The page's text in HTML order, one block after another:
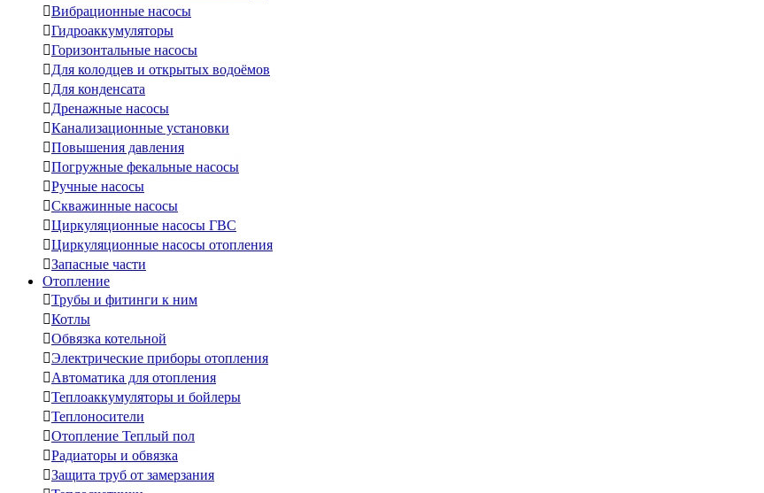
Вибрационные насосы
Гидроаккумуляторы
Горизонтальные насосы
Для колодцев и открытых водоёмов
Для конденсата
Дренажные насосы
Канализационные установки
Повышения давления
Погружные фекальные насосы
Ручные насосы
Скважинные насосы
Циркуляционные насосы ГВС
Циркуляционные насосы отопления
Запасные части
Отопление
Трубы и фитинги к ним
Котлы
Обвязка котельной
Электрические приборы отопления
Автоматика для отопления
Теплоаккумуляторы и бойлеры
Теплоносители
Отопление Теплый пол
Радиаторы и обвязка
Защита труб от замерзания